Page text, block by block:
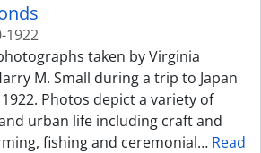
1922
taken by Virginia
M. Small during a trip to Japan
Photos depict a variety of
urban life including craft and
fishing and ceremonial… Read